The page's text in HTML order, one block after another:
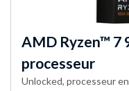
AMD Ryzen™ 7
processeur
Unlocked, processeur